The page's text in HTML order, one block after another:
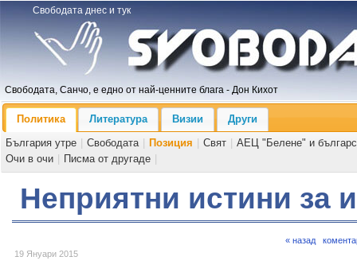
Свободата днес и тук
Свободата, Санчо, е едно от най-ценните блага - Дон Кихот
Политика Литература Визии
Други
България утре
Свободата Позиция Свят
АЕЦ "Белене" и
Очи в очи
Писма от другаде
Неприятни истини за
19 Януари 2015
« назад